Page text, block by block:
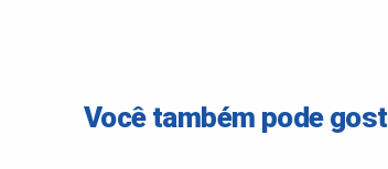
Você também pode